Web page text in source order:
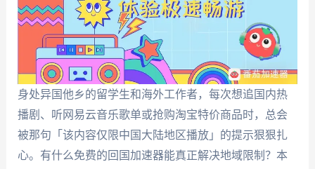
身处异国他乡的留学生和海外工作者，每次想追国内热
播剧、听网易云音乐歌单或抢购淘宝特价商品时，总会
被那句「该内容仅限中国大陆地区播放」的提示狠狠扎
心。有什么免费的回国加速器能真正解决地域限制？本